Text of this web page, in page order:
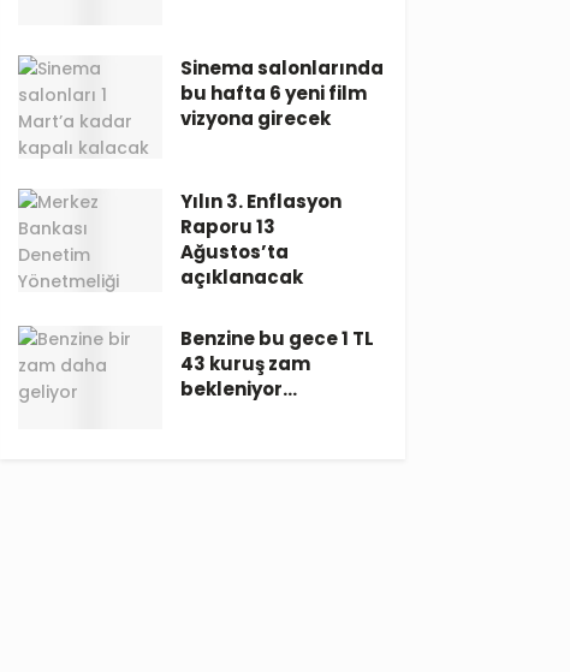
Sinema salonlarında
bu hafta 6 yeni film
vizyona girecek
Yılın 3. Enflasyon
Raporu 13
Ağustos’ta
açıklanacak
Benzine bu gece 1 TL
43 kuruş zam
bekleniyor…